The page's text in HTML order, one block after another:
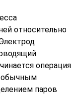
относительно
операция
паров